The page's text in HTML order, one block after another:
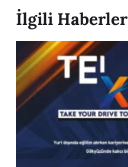
İlgili Haberler